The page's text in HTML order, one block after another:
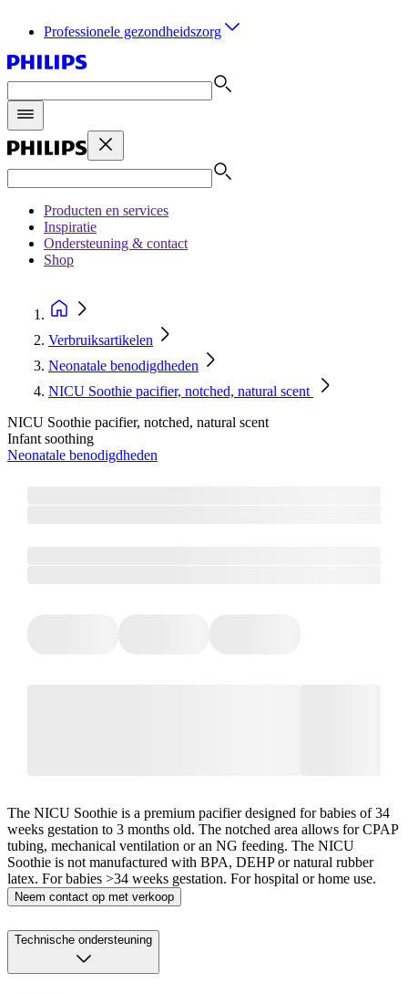
Professionele gezondheidszorg
Producten en services
Inspiratie
Ondersteuning & contact
Shop
Verbruiksartikelen
Neonatale benodigdheden
NICU Soothie pacifier, notched, natural scent
NICU Soothie pacifier, notched, natural scent
Infant soothing
Neonatale benodigdheden
The NICU Soothie is a premium pacifier designed for babies of 34
weeks gestation to 3 months old. The notched area allows for CPAP
tubing, mechanical ventilation or an NG feeding. The NICU
Soothie is not manufactured with BPA, DEHP or natural rubber
latex. For babies >34 weeks gestation. For hospital or home use.
Neem contact op met verkoop
Technische ondersteuning